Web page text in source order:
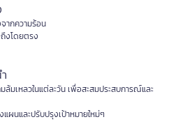
ากความร้อน
งโดยตรง
มเหลวในแต่ละวัน เพื่อสะสมประสบการณ์และ
แผนและปรับปรุงเป้าหมายใหม่ๆ